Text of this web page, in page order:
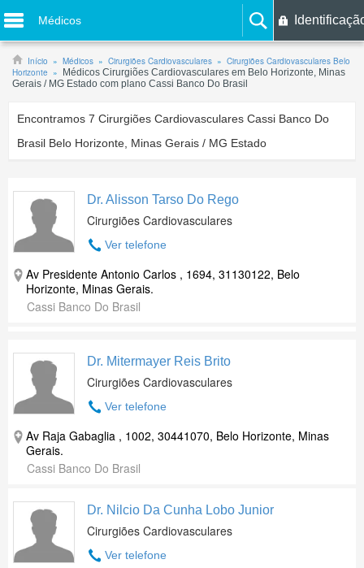
Médicos
Início Médicos Cirurgiões Cardiovasculares
Cirurgiões Cardiovasculares Belo
Horizonte
Médicos Cirurgiões Cardiovasculares em Belo Horizonte, Minas
Gerais / MG Estado com plano Cassi Banco Do Brasil
Encontramos 7 Cirurgiões Cardiovasculares Cassi Banco Do
Brasil Belo Horizonte, Minas Gerais / MG Estado
Dr. Alisson Tarso Do Rego
Cirurgiões Cardiovasculares
Ver telefone
Av Presidente Antonio Carlos , 1694, 31130122, Belo
Horizonte, Minas Gerais.
Cassi Banco Do Brasil
Dr. Mitermayer Reis Brito
Cirurgiões Cardiovasculares
Ver telefone
Av Raja Gabaglia , 1002, 30441070, Belo Horizonte, Minas
Gerais.
Cassi Banco Do Brasil
Dr. Nilcio Da Cunha Lobo Junior
Cirurgiões Cardiovasculares
Ver telefone